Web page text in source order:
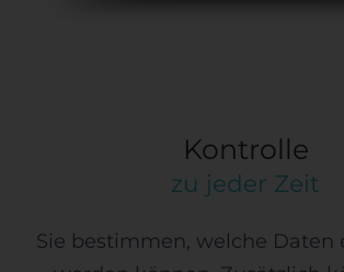
Kontrolle
zu jeder Zeit
Sie bestimmen, welche Daten